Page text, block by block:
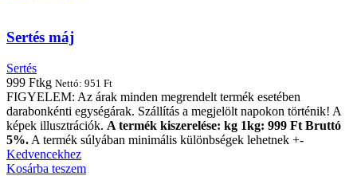
Sertés máj
Sertés
999 Ftkg Nettó: 951 Ft
FIGYELEM: Az árak minden megrendelt termék esetében
darabonkénti egységárak. Szállítás a megjelölt napokon történik! A
képek illusztrációk. A termék kiszerelése: kg 1kg: 999 Ft Bruttó
5%. A termék súlyában minimális különbségek lehetnek +-
Kedvencekhez
Kosárba teszem